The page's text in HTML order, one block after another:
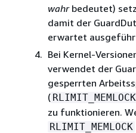
wahrbedeutet)
damit der
erwartet
Bei Kernel-
verwendet der
gesperrten
( RLIMIT_MEMLOCK
zu funktionieren.
RLIMIT_MEMLOCK